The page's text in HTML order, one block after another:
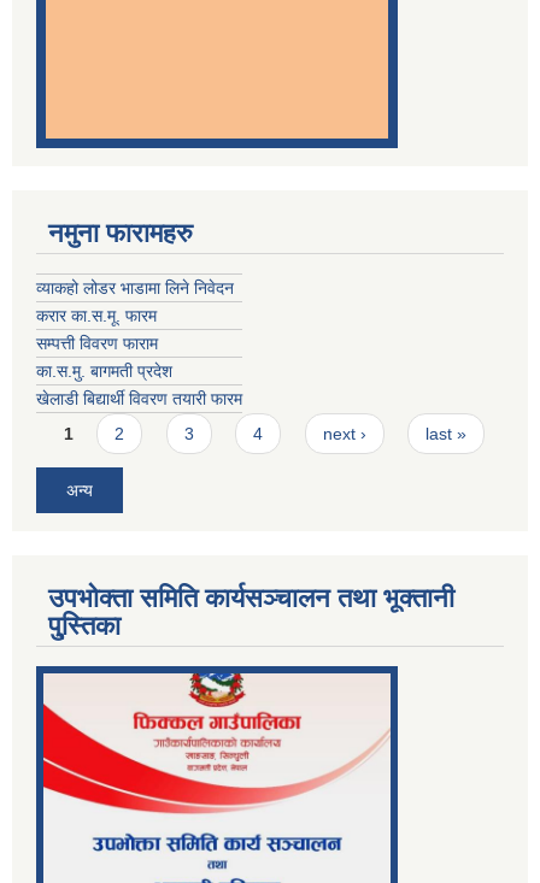
नमुना फारामहरु
व्याकहो लोडर भाडामा लिने निवेदन
करार का.स.मू. फारम
सम्पत्ती विवरण फाराम
का.स.मु. बागमती प्रदेश
खेलाडी बिद्यार्थी विवरण तयारी फारम
Pages
1 2 3 4 next › last »
अन्य
उपभोक्ता समिति कार्यसञ्चालन तथा भूक्तानी
पु्स्तिका